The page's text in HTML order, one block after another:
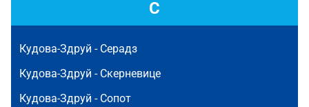
С
Кудова-Здруй - Серадз
Кудова-Здруй - Скерневице
Кудова-Здруй - Сопот